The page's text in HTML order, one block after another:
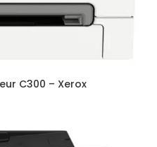
C300 – Xerox